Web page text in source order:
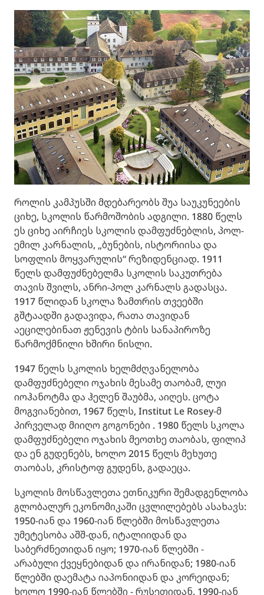
როლის კამპუსში მდებარეობს შუა საუკუნეების
ციხე, სკოლის წარმოშობის ადგილი. 1880 წელს
ეს ციხე აირჩიეს სკოლის დამფუძნებლის, პოლ-
ემილ კარნალის, „ბუნების, ისტორიისა და
სოფლის მოყვარულის“ რეზიდენციად. 1911
წელს დამფუძნებელმა სკოლის საკუთრება
თავის შვილს, ანრი-პოლ კარნალს გადასცა.
1917 წლიდან სკოლა ზამთრის თვეებში
გშტაადში გადავიდა, რათა თავიდან
აეცილებინათ ჟენევის ტბის სანაპიროზე
წარმოქმნილი ხშირი ნისლი.
1947 წელს სკოლის ხელმძღვანელობა
დამფუძნებელი ოჯახის მესამე თაობამ, ლუი
იოჰანოტმა და ჰელენ შაუბმა, აიღეს. ცოტა
მოგვიანებით, 1967 წელს, Institut Le Rosey-მ
პირველად მიიღო გოგონები . 1980 წელს სკოლა
დამფუძნებელი ოჯახის მეოთხე თაობას, ფილიპ
და ენ გუდენებს, ხოლო 2015 წელს მეხუთე
თაობას, კრისტოფ გუდენს, გადაეცა.
სკოლის მოსწავლეთა ეთნიკური შემადგენლობა
გლობალურ ეკონომიკაში ცვლილებებს ასახავს:
1950-იან და 1960-იან წლებში მოსწავლეთა
უმეტესობა აშშ-დან, იტალიიდან და
საბერძნეთიდან იყო; 1970-იან წლებში -
არაბული ქვეყნებიდან და ირანიდან; 1980-იან
წლებში დაემატა იაპონიიდან და კორეიდან;
ხოლო 1990-იან წლებში - რუსეთიდან. 1990-იან